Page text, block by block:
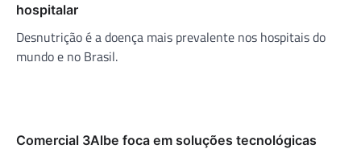
hospitalar
Desnutrição é a doença mais prevalente nos hospitais do
mundo e no Brasil.
Comercial 3Albe foca em soluções tecnológicas